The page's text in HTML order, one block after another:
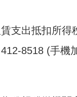
支出抵扣所得
8518 (手機